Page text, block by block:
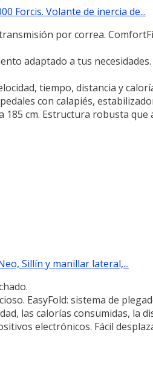
Forcis. Volante de inercia de...
por correa.
adaptado a tus
tiempo, distancia y
con calapiés,
cm. Estructura robusta
Sillín y manillar lateral,...
EasyFold: sistema de
las calorías consumidas, la
electrónicos. Fácil